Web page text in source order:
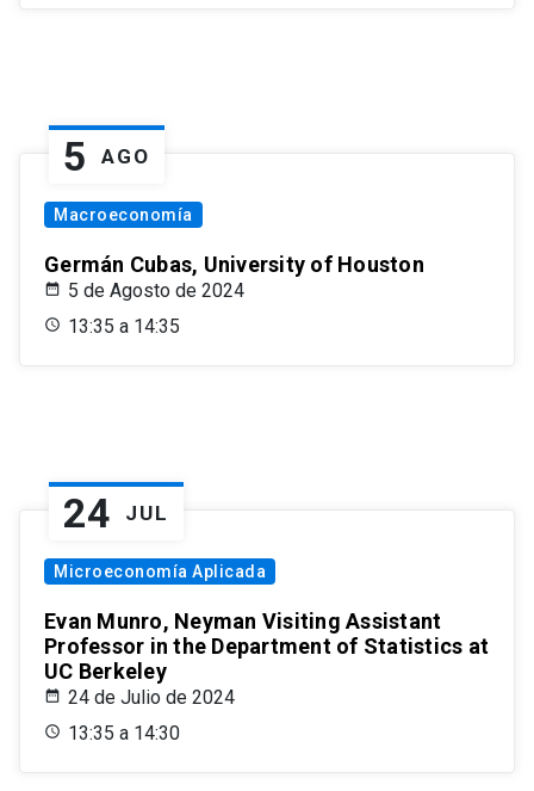
5 AGO
Macroeconomía
Germán Cubas, University of Houston
5 de Agosto de 2024
13:35 a 14:35
24 JUL
Microeconomía Aplicada
Evan Munro, Neyman Visiting Assistant
Professor in the Department of Statistics at
UC Berkeley
24 de Julio de 2024
13:35 a 14:30